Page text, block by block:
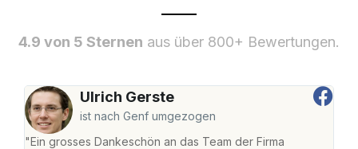
4.9 von 5 Sternen aus über 800+ Bewertungen.
Ulrich Gerste
ist nach Genf umgezogen
"Ein grosses Dankeschön an das Team der Firma